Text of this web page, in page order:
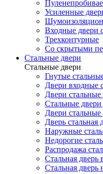
Усиленные
Входные двери
Трехконтурные
Со скрытыми
Стальные двери
Стальные двери
Гнутые
Двери входные
Двери
Стальные
Двери
Дверь стальная
Наружные
Недорогие
Распродажа
Стальная дверь
Стальная дверь